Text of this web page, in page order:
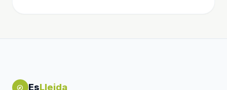
explore EsLleida